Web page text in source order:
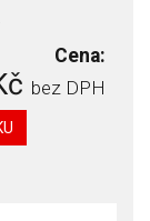
Cena:
bez DPH